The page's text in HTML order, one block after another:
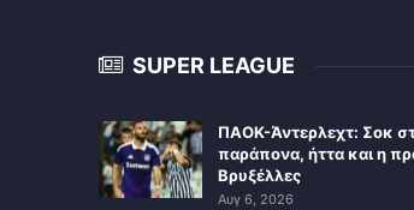
SUPER LEAGUE
ΠΑΟΚ-Άντερλεχτ: Σοκ
παράπονα, ήττα και η
Βρυξέλλες
Αυγ 6, 2026